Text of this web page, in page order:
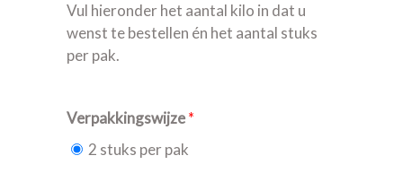
Vul hieronder het aantal kilo in dat u
wenst te bestellen én het aantal stuks
per pak.
Verpakkingswijze*
2 stuks per pak